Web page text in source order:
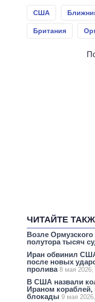
США
Британия
ЧИТАЙТЕ
Возле
полутора тысяч
Иран обвинил
после новых
пролива 8 мая 2026,
В США назвали
Ираном кораблей,
блокады 9 мая